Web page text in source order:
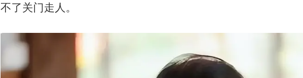
不了关门走人。